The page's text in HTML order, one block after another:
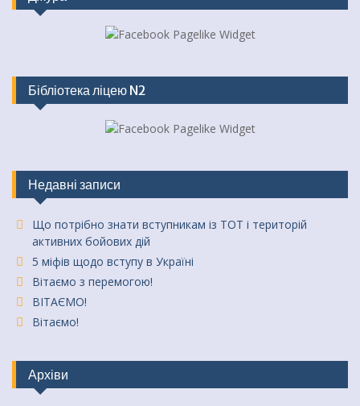
Бібліотека ліцею N2
Недавні записи
Що потрібно знати вступникам із ТОТ і територій
активних бойових дій
5 міфів щодо вступу в Україні
Вітаємо з перемогою!
ВІТАЄМО!
Вітаємо!
Архіви